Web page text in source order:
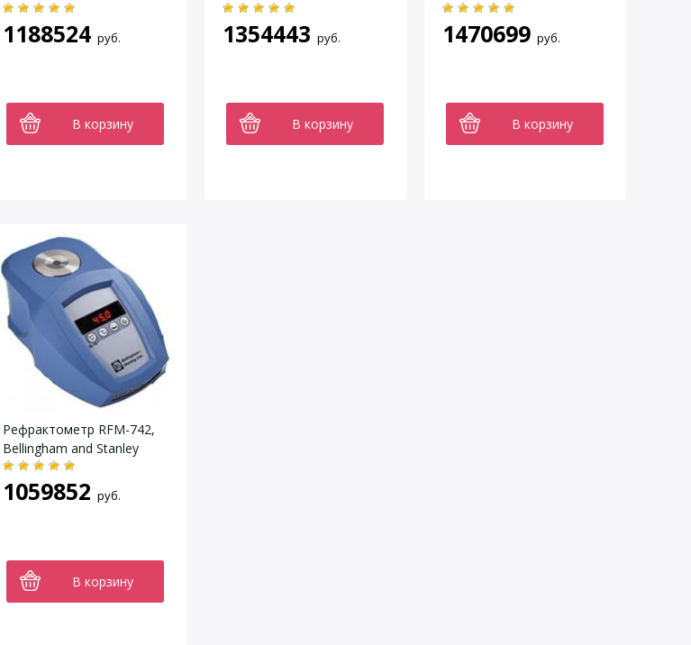
1188524 руб.
В корзину
1354443 руб.
В корзину
1470699 руб.
В корзину
Рефрактометр RFM-742,
Bellingham and Stanley
1059852 руб.
В корзину